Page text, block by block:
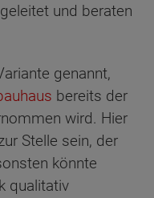
und beraten
genannt,
bereits der
wird. Hier
Stelle sein, der
könnte
qualitativ